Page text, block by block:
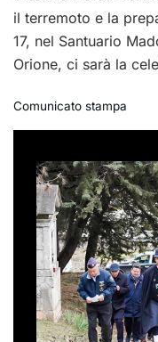
il terremoto e la
17, nel Santuario
Orione, ci sarà la
Comunicato stampa